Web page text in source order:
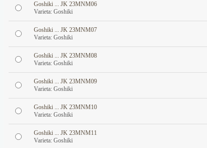
Goshiki ... JK 23MNM06
Varieta: Goshiki
Goshiki ... JK 23MNM07
Varieta: Goshiki
Goshiki ... JK 23MNM08
Varieta: Goshiki
Goshiki ... JK 23MNM09
Varieta: Goshiki
Goshiki ... JK 23MNM10
Varieta: Goshiki
Goshiki ... JK 23MNM11
Varieta: Goshiki